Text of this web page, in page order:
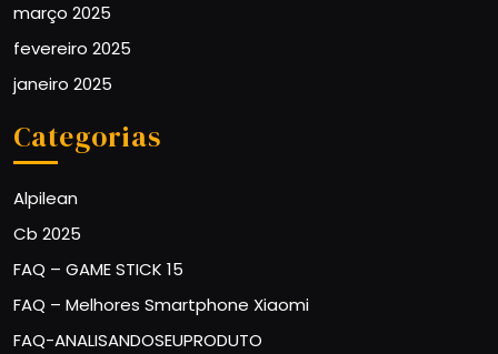
março 2025
fevereiro 2025
janeiro 2025
Categorias
Alpilean
Cb 2025
FAQ – GAME STICK 15
FAQ – Melhores Smartphone Xiaomi
FAQ-ANALISANDOSEUPRODUTO